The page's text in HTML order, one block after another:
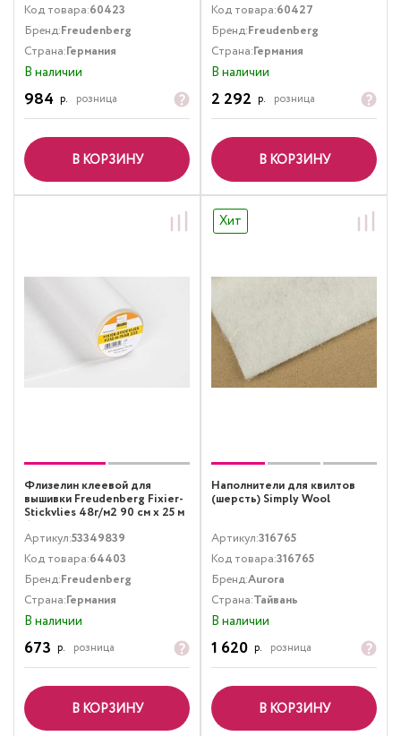
Код товара:60423
Бренд:Freudenberg
Страна:Германия
В наличии
984 р. розница
В КОРЗИНУ
Код товара:60427
Бренд:Freudenberg
Страна:Германия
В наличии
2 292 р. розница
В КОРЗИНУ
Флизелин клеевой для
вышивки Freudenberg Fixier-
Stickvlies 48г/м2 90 см х 25 м
белый
Артикул:53349839
Код товара:64403
Бренд:Freudenberg
Страна:Германия
В наличии
673 р. розница
В КОРЗИНУ
Хит
Наполнители для квилтов
(шерсть) Simply Wool
Артикул:316765
Код товара:316765
Бренд:Aurora
Страна:Тайвань
В наличии
1 620 р. розница
В КОРЗИНУ